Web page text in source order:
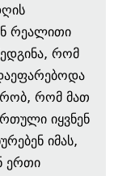
რეალითი
რომ
რომ მათ
იყვნენ
იმას,
ერთი